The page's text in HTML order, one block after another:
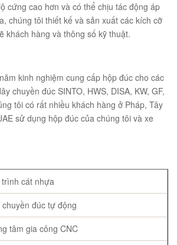
cứng cao hơn và có thể chịu tác động áp
chúng tôi thiết kế và sản xuất các kích cỡ
khách hàng và thông số kỹ thuật.
kinh nghiệm cung cấp hộp đúc cho các
chuyền đúc SINTO, HWS, DISA, KW, GF,
tôi có rất nhiều khách hàng ở Pháp, Tây
sử dụng hộp đúc của chúng tôi và xe
cát nhựa
chuyền đúc tự động
tâm gia công CNC